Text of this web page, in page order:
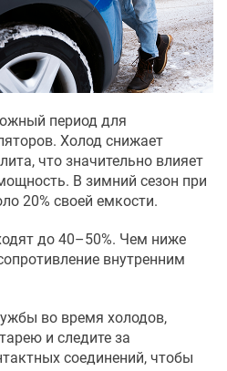
период для
Холод снижает
что значительно влияет
В зимний сезон при
20% своей емкости.
до 40–50%. Чем ниже
внутренним
во время холодов,
и следите за
соединений, чтобы